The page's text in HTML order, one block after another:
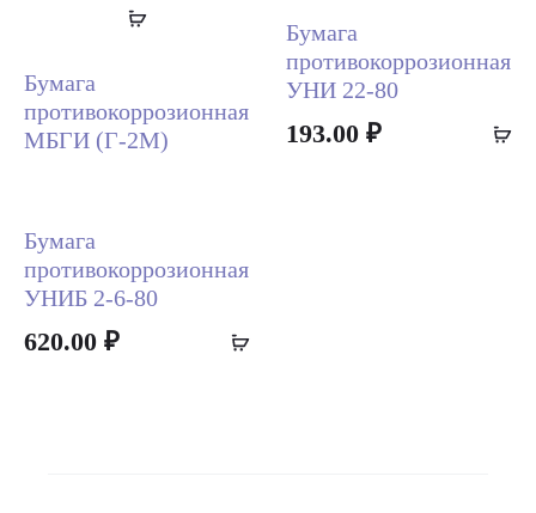
Read
Бумага
противокоррозионная
МБГИ (Г-2М)
Бумага
противокоррозионная
УНИ 22-80
193.00 ₽
Add
Бумага
противокоррозионная
УНИБ 2-6-80
620.00 ₽